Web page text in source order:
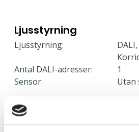
Ljusstyrning
Ljusstyrning:
Antal DALI-adresser:
1
Sensor:
Utan
Nödljus